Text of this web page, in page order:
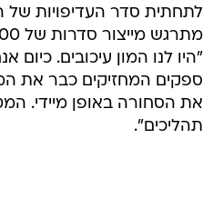
לתחתית סדר העדיפויות
"היו לנו המון עיכובים. כיום
ספקים המחזיקים כבר את
את הסחורה באופן מיידי.
תהליכים".